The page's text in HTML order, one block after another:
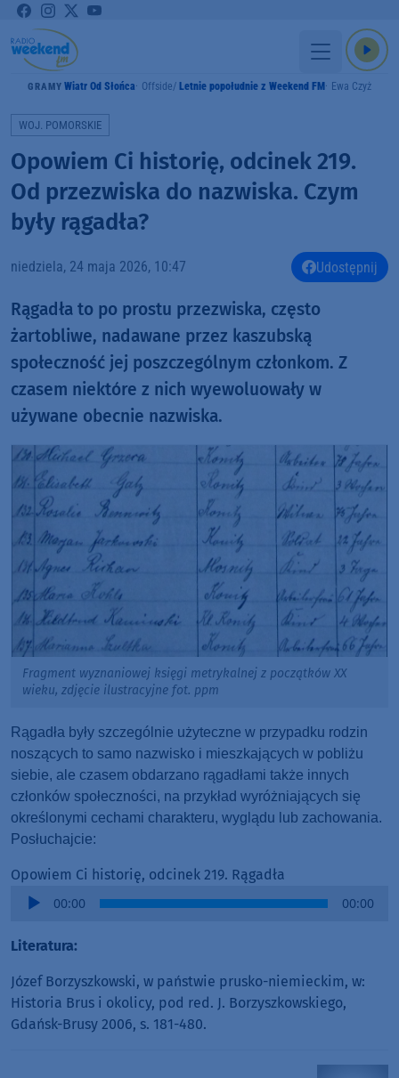
GRAMY Wiatr Od Słońca Offside Letnie popołudnie z Weekend FM Ewa Czyż
WOJ. POMORSKIE
Opowiem Ci historię, odcinek 219.
Od przezwiska do nazwiska. Czym
były rągadła?
niedziela, 24 maja 2026, 10:47 Udostępnij
Rągadła to po prostu przezwiska, często
żartobliwe, nadawane przez kaszubską
społeczność jej poszczególnym członkom. Z
czasem niektóre z nich wyewoluowały w
używane obecnie nazwiska.
Fragment wyznaniowej księgi metrykalnej z początków XX
wieku, zdjęcie ilustracyjne fot. ppm
Rągadła były szczególnie użyteczne w przypadku rodzin
noszących to samo nazwisko i mieszkających w pobliżu
siebie, ale czasem obdarzano rągadłami także innych
członków społeczności, na przykład wyróżniających się
określonymi cechami charakteru, wyglądu lub zachowania.
Posłuchajcie:
Opowiem Ci historię, odcinek 219. Rągadła
Audio
00:00 00:00
Literatura:
Józef Borzyszkowski, w państwie prusko-niemieckim, w:
Historia Brus i okolicy, pod red. J. Borzyszkowskiego,
Gdańsk-Brusy 2006, s. 181-480.